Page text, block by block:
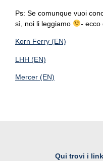
Ps: Se comunque vuoi
sì, noi li leggiamo
- ecco
Korn Ferry (EN)
LHH (EN)
Mercer (EN)
Qui trovi i